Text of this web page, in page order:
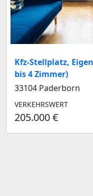
Kfz-Stellplatz,
bis 4 Zimmer)
33104 Paderborn
VERKEHRSWERT
205.000 €